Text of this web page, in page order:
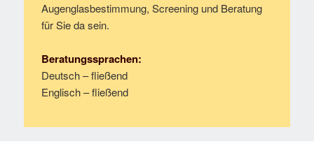
Augenglasbestimmung, Screening und Beratung
für Sie da sein.
Beratungssprachen:
Deutsch – fließend
Englisch – fließend